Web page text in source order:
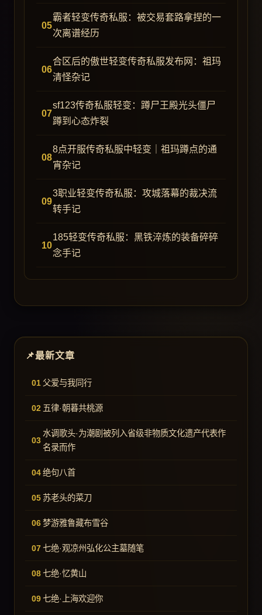
霸者轻变传奇私服：被交易套路拿捏的一
次离谱经历
合区后的傲世轻变传奇私服发布网：祖玛
清怪杂记
sf123传奇私服轻变：蹲尸王殿光头僵尸
蹲到心态炸裂
8点开服传奇私服中轻变｜祖玛蹲点的通
宵杂记
3职业轻变传奇私服：攻城落幕的裁决流
转手记
185轻变传奇私服：黑铁淬炼的装备碎碎
念手记
最新文章
父爱与我同行
五律·朝暮共桃源
水调歌头·为潮剧被列入省级非物质文化遗产代表作
名录而作
绝句八首
苏老头的菜刀
梦游雅鲁藏布雪谷
七绝·观凉州弘化公主墓随笔
七绝·忆黄山
七绝·上海欢迎你